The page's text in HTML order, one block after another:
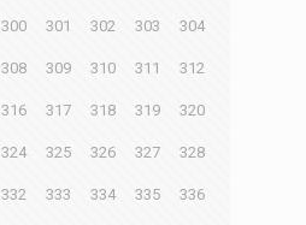
300 301 302 303 304
308 309 310 311 312
316 317 318 319 320
324 325 326 327 328
332 333 334 335 336